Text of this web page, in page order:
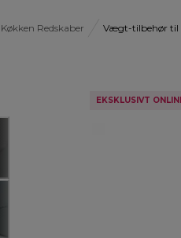
Køkken Redskaber Vægt-tilbehør til
EKSKLUSIVT